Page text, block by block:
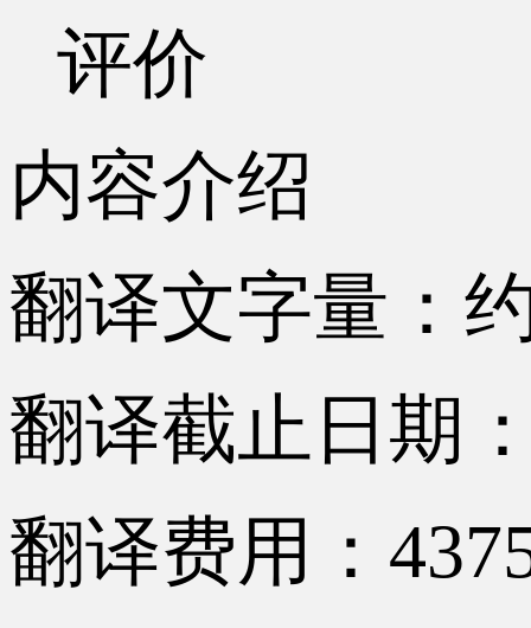
评价
内容介绍
翻译文字量：
翻译截止日期
翻译费用：